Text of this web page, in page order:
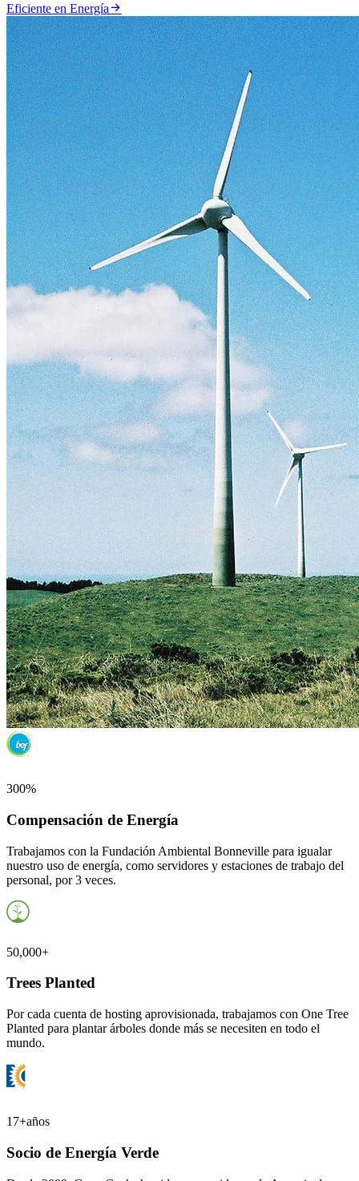
Eficiente en Energía
300%
Compensación de Energía
Trabajamos con la Fundación Ambiental Bonneville para igualar
nuestro uso de energía, como servidores y estaciones de trabajo del
personal, por 3 veces.
50,000+
Trees Planted
Por cada cuenta de hosting aprovisionada, trabajamos con One Tree
Planted para plantar árboles donde más se necesiten en todo el
mundo.
17+años
Socio de Energía Verde